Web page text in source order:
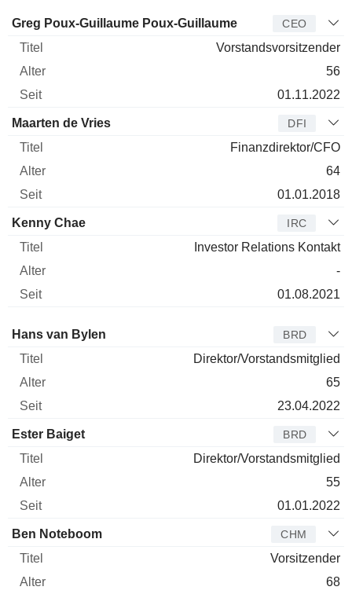
Manager Titel Alter Seit
Greg Poux-Guillaume Poux-Guillaume CEO
Vorstandsvorsitzender
56
01.11.2022
Maarten de Vries DFI
Finanzdirektor/CFO
64
01.01.2018
Kenny Chae IRC
Investor Relations Kontakt
-
01.08.2021
Verwaltungsratsmitglied
Hans van Bylen BRD
Direktor/Vorstandsmitglied
65
23.04.2022
Ester Baiget BRD
Direktor/Vorstandsmitglied
55
01.01.2022
Ben Noteboom CHM
Vorsitzender
68